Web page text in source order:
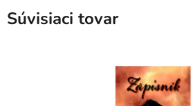
Súvisiaci tovar